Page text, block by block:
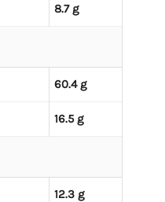
8.7 g
60.4 g
16.5 g
12.3 g